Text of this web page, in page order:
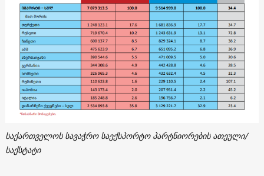
საქართველოს სავაჭრო საექსპორტო პარტნიორების ათეული/
საქსტატი